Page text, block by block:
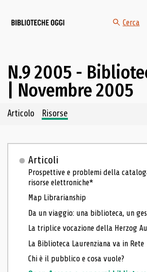
Cerca
N.9 2005 -
| Novembre 2005
Navigazione dei contenuti del fascicolo
Articolo Risorse
Articoli
Prospettive e problemi della
risorse elettroniche*
Map Librarianship
Da un viaggio: una biblioteca, un
La triplice vocazione della Herzog
La Biblioteca Laurenziana va in Rete
Chi è il pubblico e cosa vuole?